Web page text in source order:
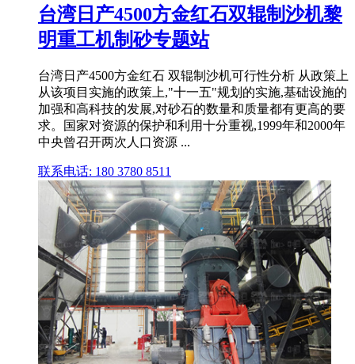
台湾日产4500方金红石双辊制沙机黎
明重工机制砂专题站
台湾日产4500方金红石 双辊制沙机可行性分析 从政策上
从该项目实施的政策上,"十一五"规划的实施,基础设施的
加强和高科技的发展,对砂石的数量和质量都有更高的要
求。国家对资源的保护和利用十分重视,1999年和2000年
中央曾召开两次人口资源 ...
联系电话: 180 3780 8511